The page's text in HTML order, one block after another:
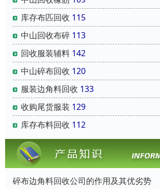
库存布匹回收 115
中山回收布碎 113
回收服装辅料 142
中山碎布回收 120
服装边角料回收 133
收购尾货服装 129
库存布料回收 112
碎布边角料回收公司的作用及其优劣势